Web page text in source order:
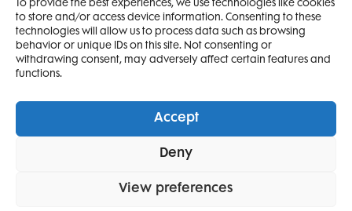
To provide the best experiences, we use technologies like cookies
to store and/or access device information. Consenting to these
technologies will allow us to process data such as browsing
behavior or unique IDs on this site. Not consenting or
withdrawing consent, may adversely affect certain features and
functions.
Accept
Deny
View preferences
PRETPLATITE SE
Elle ProjectsElle Beauty AwardsElle Style Awards
LifestyleDecoration
SMANJI
4 IZDANJA
I 2 IZDANJA ELLE
DECORATIONA +
POKLON
SAMO